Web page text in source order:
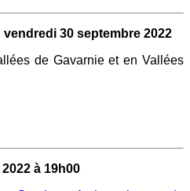
30 septembre 2022
de Gavarnie et en Vallées
à 19h00